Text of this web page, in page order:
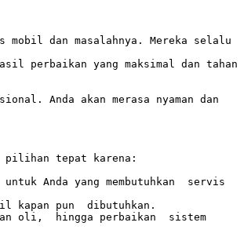
dan masalahnya. Mereka selalu
perbaikan yang maksimal dan tahan
Anda akan merasa nyaman dan
pilihan tepat karena:
Anda yang membutuhkan  servis
kapan pun  dibutuhkan.
oli,  hingga perbaikan  sistem